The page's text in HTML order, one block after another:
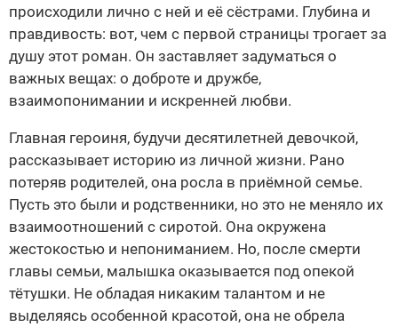
происходили лично с ней и её сёстрами. Глубина и
правдивость: вот, чем с первой страницы трогает за
душу этот роман. Он заставляет задуматься о
важных вещах: о доброте и дружбе,
взаимопонимании и искренней любви.
Главная героиня, будучи десятилетней девочкой,
рассказывает историю из личной жизни. Рано
потеряв родителей, она росла в приёмной семье.
Пусть это были и родственники, но это не меняло их
взаимоотношений с сиротой. Она окружена
жестокостью и непониманием. Но, после смерти
главы семьи, малышка оказывается под опекой
тётушки. Не обладая никаким талантом и не
выделяясь особенной красотой, она не обрела